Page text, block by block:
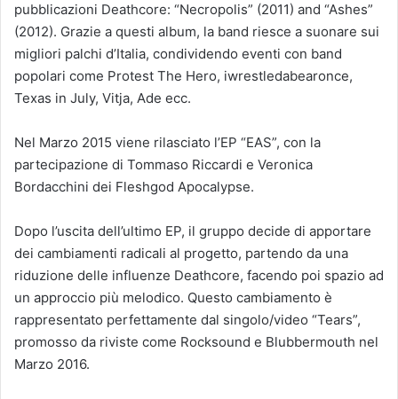
pubblicazioni Deathcore: “Necropolis” (2011) and “Ashes”
(2012). Grazie a questi album, la band riesce a suonare sui
migliori palchi d’Italia, condividendo eventi con band
popolari come Protest The Hero, iwrestledabearonce,
Texas in July, Vitja, Ade ecc.
Nel Marzo 2015 viene rilasciato l’EP “EAS”, con la
partecipazione di Tommaso Riccardi e Veronica
Bordacchini dei Fleshgod Apocalypse.
Dopo l’uscita dell’ultimo EP, il gruppo decide di apportare
dei cambiamenti radicali al progetto, partendo da una
riduzione delle influenze Deathcore, facendo poi spazio ad
un approccio più melodico. Questo cambiamento è
rappresentato perfettamente dal singolo/video “Tears”,
promosso da riviste come Rocksound e Blubbermouth nel
Marzo 2016.